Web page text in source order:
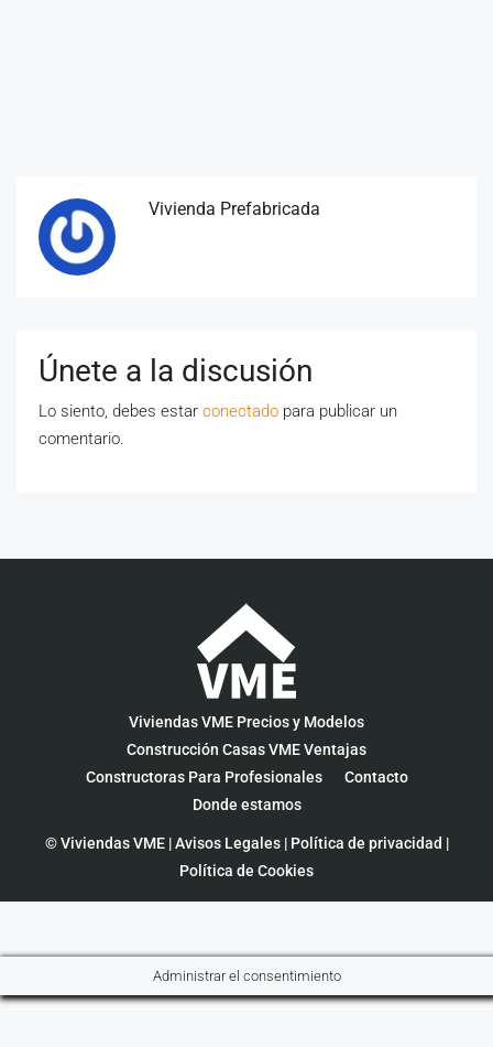
Vivienda Prefabricada
Únete a la discusión
Lo siento, debes estar conectado para publicar un
comentario.
Viviendas VME Precios y Modelos
Construcción Casas VME Ventajas
Constructoras Para Profesionales
Contacto
Donde estamos
© Viviendas VME |Avisos Legales| Política de privacidad |
Política de Cookies
Administrar el consentimiento